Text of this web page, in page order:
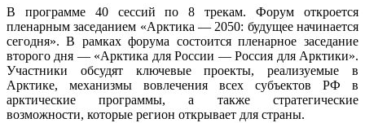
В программе 40 сессий по 8 трекам. Форум откроется
пленарным заседанием «Арктика — 2050: будущее начинается
сегодня». В рамках форума состоится пленарное заседание
второго дня — «Арктика для России — Россия для Арктики».
Участники обсудят ключевые проекты, реализуемые в
Арктике, механизмы вовлечения всех субъектов РФ в
арктические программы, а также стратегические
возможности, которые регион открывает для страны.